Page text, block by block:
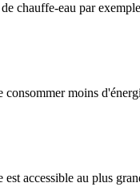
chauffe-eau par
moins
accessible au plus